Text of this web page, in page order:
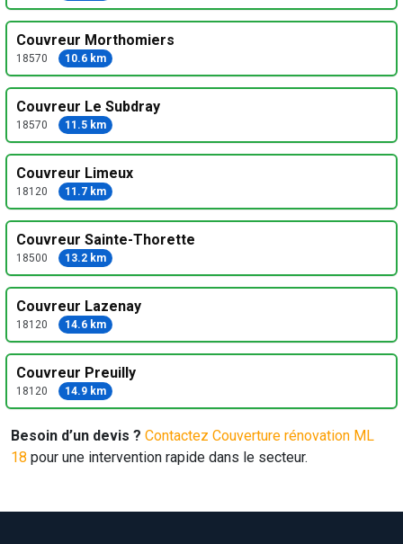
Couvreur Morthomiers
18570 10.6 km
Couvreur Le Subdray
18570 11.5 km
Couvreur Limeux
18120 11.7 km
Couvreur Sainte-Thorette
18500 13.2 km
Couvreur Lazenay
18120 14.6 km
Couvreur Preuilly
18120 14.9 km
Besoin d’un devis ? Contactez Couverture rénovation ML
18 pour une intervention rapide dans le secteur.